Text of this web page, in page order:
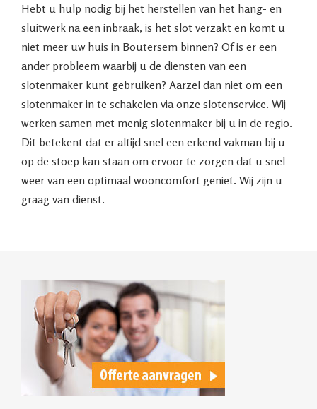
Hebt u hulp nodig bij het herstellen van het hang- en
sluitwerk na een inbraak, is het slot verzakt en komt u
niet meer uw huis in Boutersem binnen? Of is er een
ander probleem waarbij u de diensten van een
slotenmaker kunt gebruiken? Aarzel dan niet om een
slotenmaker in te schakelen via onze slotenservice. Wij
werken samen met menig slotenmaker bij u in de regio.
Dit betekent dat er altijd snel een erkend vakman bij u
op de stoep kan staan om ervoor te zorgen dat u snel
weer van een optimaal wooncomfort geniet. Wij zijn u
graag van dienst.